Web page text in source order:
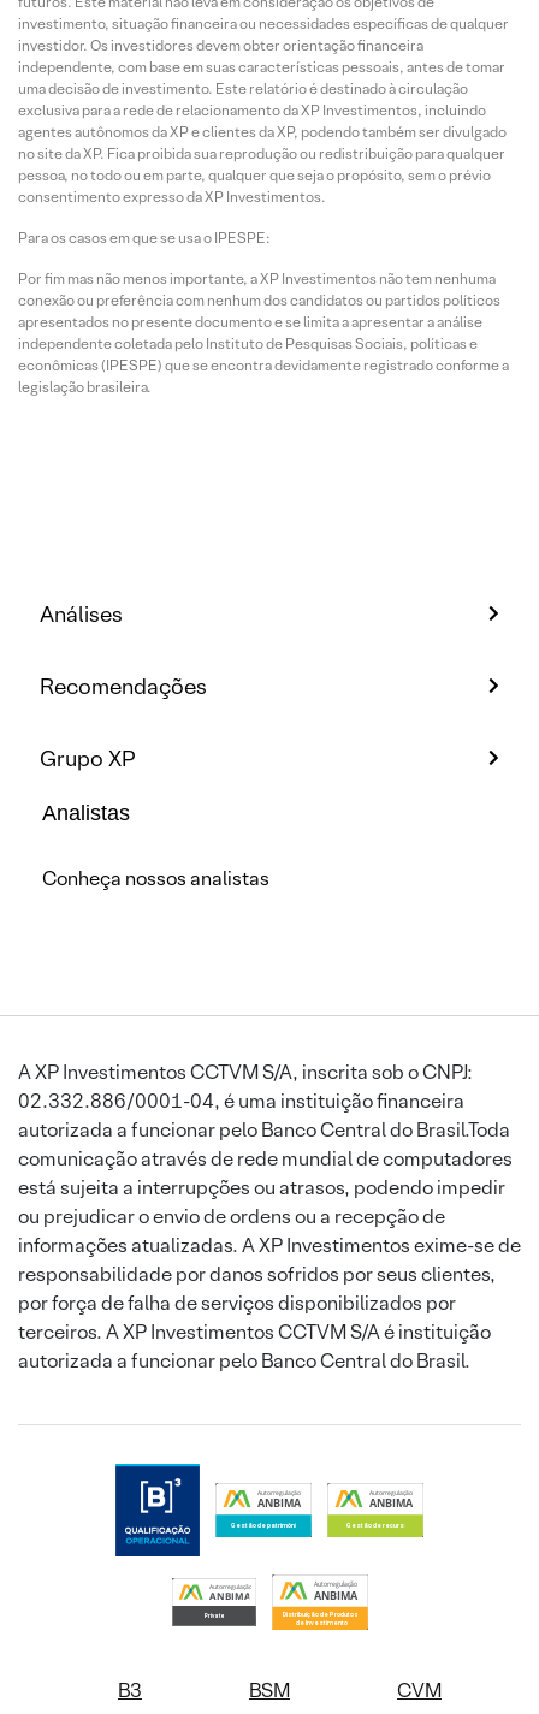
investimento, situação financeira ou necessidades específicas de qualquer
investidor. Os investidores devem obter orientação financeira
independente, com base em suas características pessoais, antes de tomar
uma decisão de investimento. Este relatório é destinado à circulação
exclusiva para a rede de relacionamento da XP Investimentos, incluindo
agentes autônomos da XP e clientes da XP, podendo também ser divulgado
no site da XP. Fica proibida sua reprodução ou redistribuição para qualquer
pessoa, no todo ou em parte, qualquer que seja o propósito, sem o prévio
consentimento expresso da XP Investimentos.
Para os casos em que se usa o IPESPE:
Por fim mas não menos importante, a XP Investimentos não tem nenhuma
conexão ou preferência com nenhum dos candidatos ou partidos políticos
apresentados no presente documento e se limita a apresentar a análise
independente coletada pelo Instituto de Pesquisas Sociais, políticas e
econômicas (IPESPE) que se encontra devidamente registrado conforme a
legislação brasileira.
Análises
Recomendações
Grupo XP
Analistas
Conheça nossos analistas
A XP Investimentos CCTVM S/A, inscrita sob o CNPJ:
02.332.886/0001-04, é uma instituição financeira
autorizada a funcionar pelo Banco Central do Brasil.Toda
comunicação através de rede mundial de computadores
está sujeita a interrupções ou atrasos, podendo impedir
ou prejudicar o envio de ordens ou a recepção de
informações atualizadas. A XP Investimentos exime-se de
responsabilidade por danos sofridos por seus clientes,
por força de falha de serviços disponibilizados por
terceiros. A XP Investimentos CCTVM S/A é instituição
autorizada a funcionar pelo Banco Central do Brasil.
B3 BSM CVM